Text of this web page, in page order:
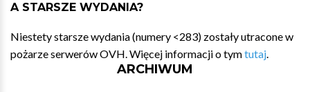
A STARSZE WYDANIA?
Niestety starsze wydania (numery <283) zostały utracone w
pożarze serwerów OVH. Więcej informacji o tymtutaj.
ARCHIWUM